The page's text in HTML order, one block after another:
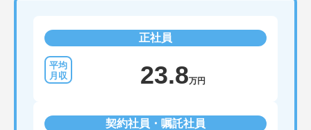
正社員
23.8万円
契約社員・嘱託社員